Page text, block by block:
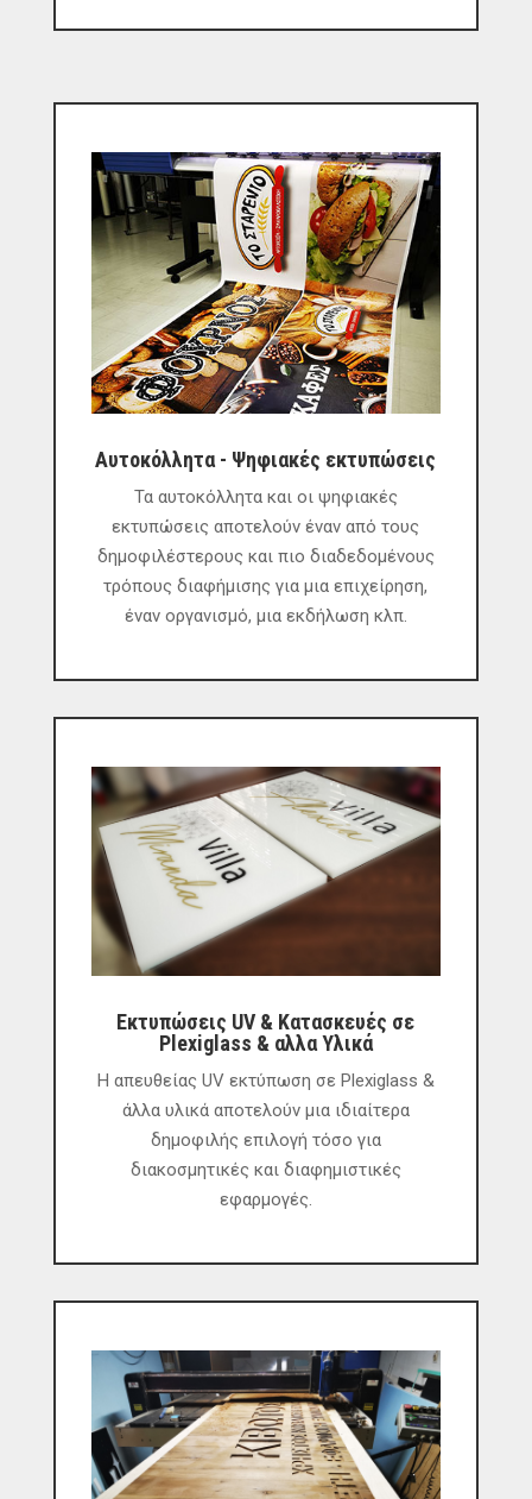
Αυτοκόλλητα - Ψηφιακές εκτυπώσεις
Τα αυτοκόλλητα και οι ψηφιακές
εκτυπώσεις αποτελούν έναν από τους
δημοφιλέστερους και πιο διαδεδομένους
τρόπους διαφήμισης για μια επιχείρηση,
έναν οργανισμό, μια εκδήλωση κλπ.
Εκτυπώσεις UV & Κατασκευές σε
Plexiglass & αλλα Υλικά
Η απευθείας UV εκτύπωση σε Plexiglass &
άλλα υλικά αποτελούν μια ιδιαίτερα
δημοφιλής επιλογή τόσο για
διακοσμητικές και διαφημιστικές
εφαρμογές.